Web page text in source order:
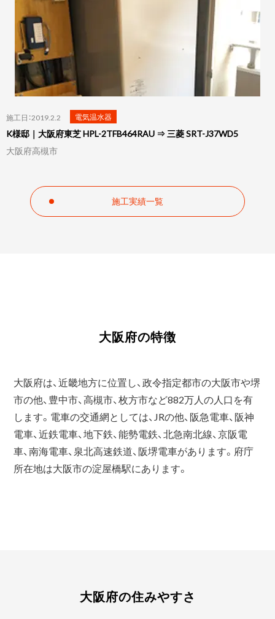
施工日：2019.2.2 電気温水器
K様邸｜大阪府東芝 HPL-2TFB464RAU ⇒ 三菱 SRT-J37WD5
大阪府高槻市
施工実績一覧
大阪府の特徴
大阪府は、近畿地方に位置し、政令指定都市の大阪市や堺
市の他、豊中市、高槻市、枚方市など882万人の人口を有
します。電車の交通網としては、JRの他、阪急電車、阪神
電車、近鉄電車、地下鉄、能勢電鉄、北急南北線、京阪電
車、南海電車、泉北高速鉄道、阪堺電車があります。府庁
所在地は大阪市の淀屋橋駅にあります。
大阪府の住みやすさ